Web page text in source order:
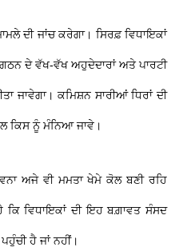
ਦੀ ਜਾਂਚ ਕਰੇਗਾ। ਸਿਰਫ਼ ਵਿਧਾਇਕਾਂ
ਦੇ ਵੱਖ-ਵੱਖ ਅਹੁਦੇਦਾਰਾਂ ਅਤੇ ਪਾਰਟੀ
ਜਾਵੇਗਾ। ਕਮਿਸ਼ਨ ਸਾਰੀਆਂ ਧਿਰਾਂ ਦੀ
ਕਿਸ ਨੂੰ ਮੰਨਿਆ ਜਾਵੇ।
ਅਜੇ ਵੀ ਮਮਤਾ ਖੇਮੇ ਕੋਲ ਬਣੀ ਰਹਿ
ਕਿ ਵਿਧਾਇਕਾਂ ਦੀ ਇਹ ਬਗ਼ਾਵਤ ਸੰਸਦ
ਹੈ ਜਾਂ ਨਹੀਂ।